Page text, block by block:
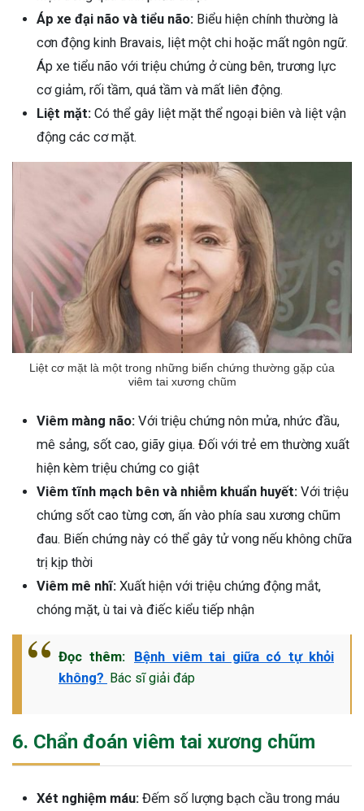
Áp xe đại não và tiểu não: Biểu hiện chính thường là
cơn động kinh Bravais, liệt một chi hoặc mất ngôn ngữ.
Áp xe tiểu não với triệu chứng ở cùng bên, trương lực
cơ giảm, rối tầm, quá tầm và mất liên động.
Liệt mặt: Có thể gây liệt mặt thể ngoại biên và liệt vận
động các cơ mặt.
Liệt cơ mặt là một trong những biến chứng thường gặp của
viêm tai xương chũm
Viêm màng não: Với triệu chứng nôn mửa, nhức đầu,
mê sảng, sốt cao, giãy giụa. Đối với trẻ em thường xuất
hiện kèm triệu chứng co giật
Viêm tĩnh mạch bên và nhiễm khuẩn huyết: Với triệu
chứng sốt cao từng cơn, ấn vào phía sau xương chũm
đau. Biến chứng này có thể gây tử vong nếu không chữa
trị kịp thời
Viêm mê nhĩ: Xuất hiện với triệu chứng động mắt,
chóng mặt, ù tai và điếc kiểu tiếp nhận
Đọc thêm:
Bệnh viêm tai giữa có tự khỏi
không? Bác sĩ giải đáp
6. Chẩn đoán viêm tai xương chũm
Xét nghiệm máu: Đếm số lượng bạch cầu trong máu